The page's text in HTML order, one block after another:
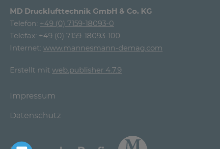
MD Drucklufttechnik GmbH & Co. KG
Telefon: +49 (0) 7159-18093-0
Telefax: +49 (0) 7159-18093-100
Internet: www.mannesmann-demag.com
Erstellt mit web.publisher 4.7.9
Impressum
Datenschutz